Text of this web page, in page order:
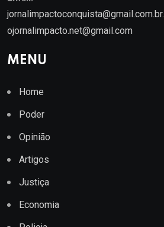
jornalimpactoconquista@gmail.com.br.
ojornalimpacto.net@gmail.com
MENU
Home
Poder
Opinião
Artigos
Justiça
Economia